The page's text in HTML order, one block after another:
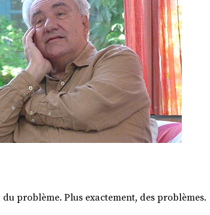
problème. Plus exactement, des problèmes.